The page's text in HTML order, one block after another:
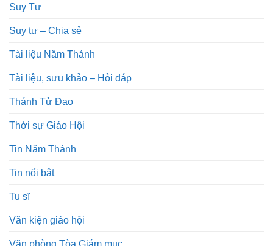
Suy Tư
Suy tư – Chia sẻ
Tài liệu Năm Thánh
Tài liệu, sưu khảo – Hỏi đáp
Thánh Tử Đạo
Thời sự Giáo Hội
Tin Năm Thánh
Tin nổi bật
Tu sĩ
Văn kiện giáo hội
Văn phòng Tòa Giám mục